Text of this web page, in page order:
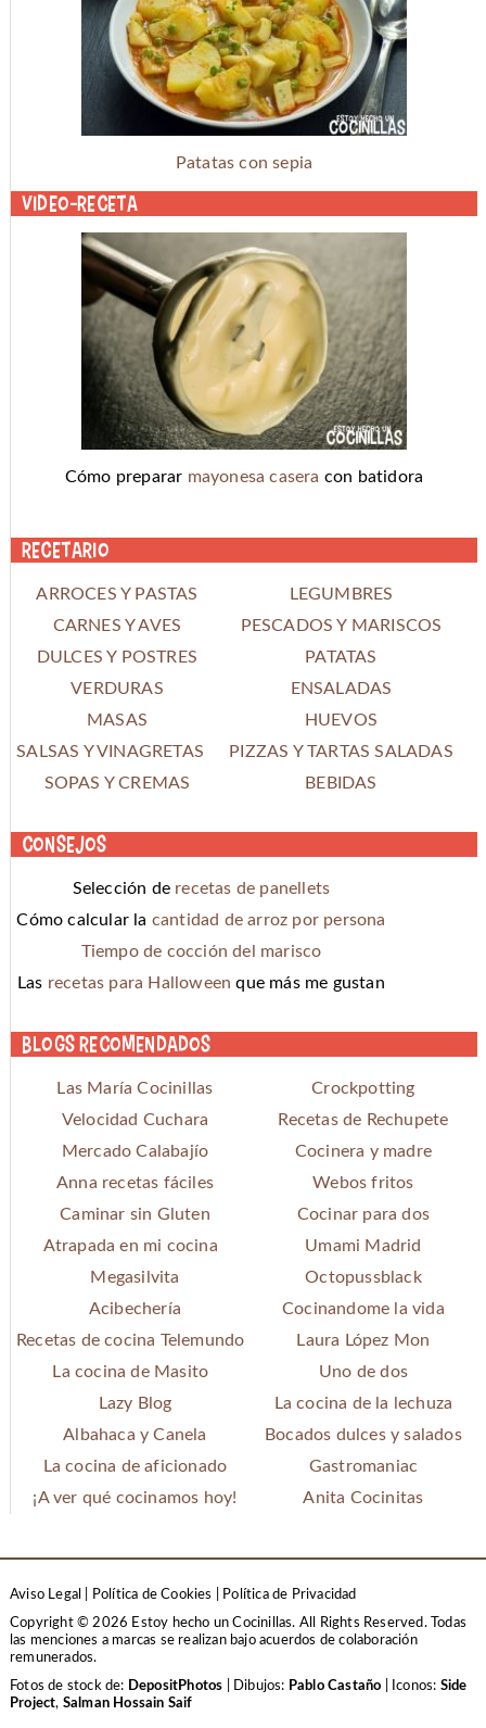
Patatas con sepia
Video-receta
Cómo preparar mayonesa casera con batidora
Recetario
ARROCES Y PASTAS
LEGUMBRES
CARNES Y AVES
PESCADOS Y MARISCOS
DULCES Y POSTRES
PATATAS
VERDURAS
ENSALADAS
MASAS
HUEVOS
SALSAS Y VINAGRETAS
PIZZAS Y TARTAS SALADAS
SOPAS Y CREMAS
BEBIDAS
Consejos
Selección de recetas de panellets
Cómo calcular la cantidad de arroz por persona
Tiempo de cocción del marisco
Las recetas para Halloween que más me gustan
Blogs recomendados
Las María Cocinillas
Crockpotting
Velocidad Cuchara
Recetas de Rechupete
Mercado Calabajío
Cocinera y madre
Anna recetas fáciles
Webos fritos
Caminar sin Gluten
Cocinar para dos
Atrapada en mi cocina
Umami Madrid
Megasilvita
Octopussblack
Acibechería
Cocinandome la vida
Recetas de cocina Telemundo
Laura López Mon
La cocina de Masito
Uno de dos
Lazy Blog
La cocina de la lechuza
Albahaca y Canela
Bocados dulces y salados
La cocina de aficionado
Gastromaniac
¡A ver qué cocinamos hoy!
Anita Cocinitas
Aviso Legal Política de Cookies
Política de Privacidad
Copyright © 2026 Estoy hecho un Cocinillas. All Rights Reserved.Todas
las menciones a marcas se realizan bajo acuerdos de colaboración
remunerados.
Fotos de stock de: DepositPhotos | Dibujos: Pablo Castaño | Iconos: Side
Project, Salman Hossain Saif